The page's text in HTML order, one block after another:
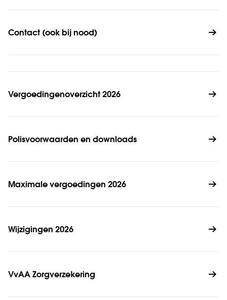
Contact (ook bij nood)
Vergoedingenoverzicht 2026
Polisvoorwaarden en downloads
Maximale vergoedingen 2026
Wijzigingen 2026
VvAA Zorgverzekering